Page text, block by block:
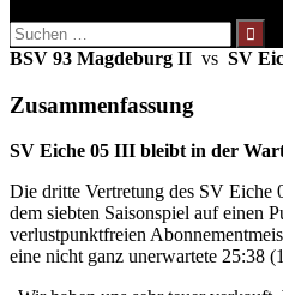
Suchen
nach:
BSV 93 Magdeburg II vs SV
Zusammenfassung
SV Eiche 05 III bleibt in der
Die dritte Vertretung des SV Eiche
dem siebten Saisonspiel auf einen
verlustpunktfreien
eine nicht ganz unerwartete 25:38